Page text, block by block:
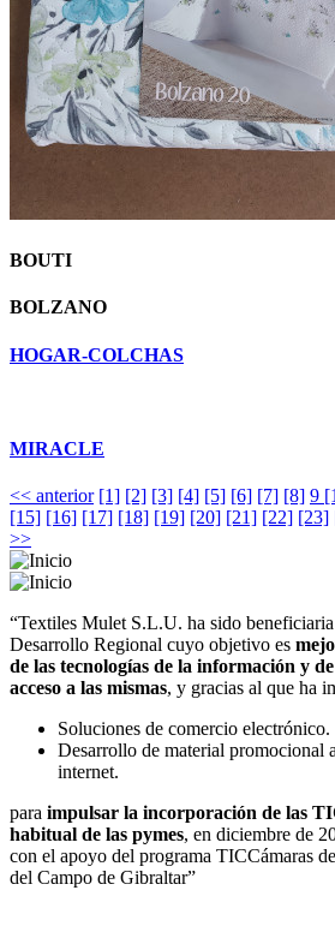
BOUTI
BOLZANO
HOGAR-COLCHAS
MIRACLE
<< anterior [1] [2] [3] [4] [5] [6] [7] [8] 9
[15] [16] [17] [18] [19] [20] [21] [22] [23]
>>
“Textiles Mulet S.L.U. ha sido
Desarrollo Regional cuyo objetivo es
de las tecnologías de la información y
acceso a las mismas, y gracias al que ha
Soluciones de comercio electrónico.
Desarrollo de material promocional
internet.
para impulsar la incorporación de las
habitual de las pymes, en diciembre de
con el apoyo del programa TICCámaras
del Campo de Gibraltar”